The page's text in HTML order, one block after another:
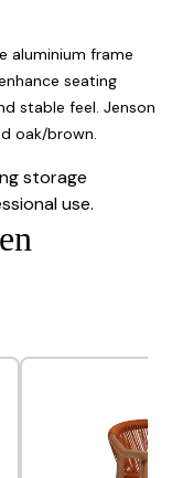
aluminium frame
seating
stable feel. Jenson
oak/brown.
storage
use.